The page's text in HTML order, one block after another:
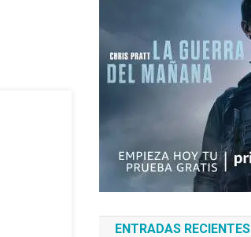
ENTRADAS RECIENTES